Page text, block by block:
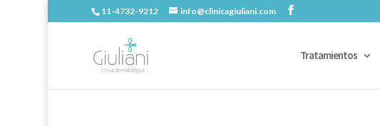
11-4732-9212 info@clinicagiuliani.com
Tratamientos